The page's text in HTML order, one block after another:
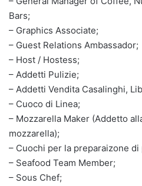
Bars;
– Graphics Associate;
– Guest Relations Ambassador;
– Host / Hostess;
– Addetti Pulizie;
– Addetti Vendita Casalinghi,
– Cuoco di Linea;
– Mozzarella Maker (Addetto
mozzarella);
– Cuochi per la preparaizone di
– Seafood Team Member;
– Sous Chef;